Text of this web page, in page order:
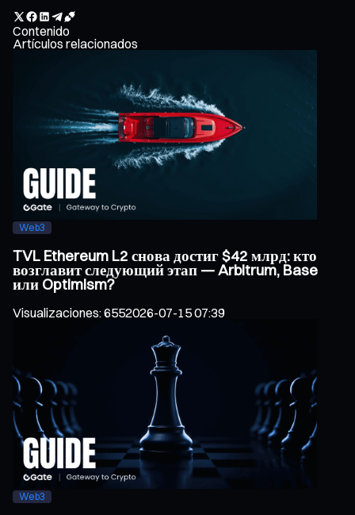
Contenido
Artículos relacionados
Web3
TVL Ethereum L2 снова достиг $42 млрд: кто
возглавит следующий этап — Arbitrum, Base
или Optimism?
Visualizaciones:6552026-07-15 07:39
Web3